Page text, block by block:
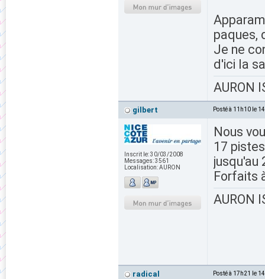
paques,
Je ne
d'ici la
AURON
gilbert Posté à 11h10 le
Inscrit le:30/03/2008
Messages:3561
Localisation:AURON
Nous
17
jusqu'au
Forfaits
AURON
radical Posté à 17h21 le